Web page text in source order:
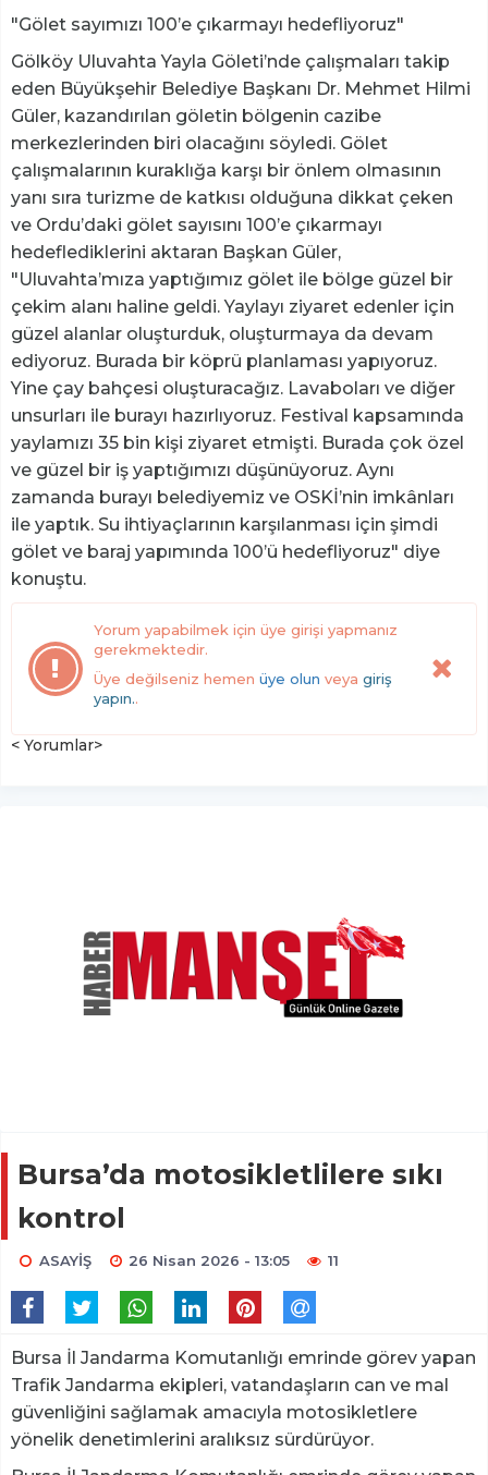
"Gölet sayımızı 100’e çıkarmayı hedefliyoruz"
Gölköy Uluvahta Yayla Göleti’nde çalışmaları takip
eden Büyükşehir Belediye Başkanı Dr. Mehmet Hilmi
Güler, kazandırılan göletin bölgenin cazibe
merkezlerinden biri olacağını söyledi. Gölet
çalışmalarının kuraklığa karşı bir önlem olmasının
yanı sıra turizme de katkısı olduğuna dikkat çeken
ve Ordu’daki gölet sayısını 100’e çıkarmayı
hedeflediklerini aktaran Başkan Güler,
"Uluvahta’mıza yaptığımız gölet ile bölge güzel bir
çekim alanı haline geldi. Yaylayı ziyaret edenler için
güzel alanlar oluşturduk, oluşturmaya da devam
ediyoruz. Burada bir köprü planlaması yapıyoruz.
Yine çay bahçesi oluşturacağız. Lavaboları ve diğer
unsurları ile burayı hazırlıyoruz. Festival kapsamında
yaylamızı 35 bin kişi ziyaret etmişti. Burada çok özel
ve güzel bir iş yaptığımızı düşünüyoruz. Aynı
zamanda burayı belediyemiz ve OSKİ’nin imkânları
ile yaptık. Su ihtiyaçlarının karşılanması için şimdi
gölet ve baraj yapımında 100’ü hedefliyoruz" diye
konuştu.
Yorum yapabilmek için üye girişi yapmanız
gerekmektedir.
Üye değilseniz hemen üye olun veya giriş
yapın..
< Yorumlar>
Bursa’da motosikletlilere sıkı
kontrol
ASAYİŞ 26 Nisan 2026 - 13:05 11
Bursa İl Jandarma Komutanlığı emrinde görev yapan
Trafik Jandarma ekipleri, vatandaşların can ve mal
güvenliğini sağlamak amacıyla motosikletlere
yönelik denetimlerini aralıksız sürdürüyor.